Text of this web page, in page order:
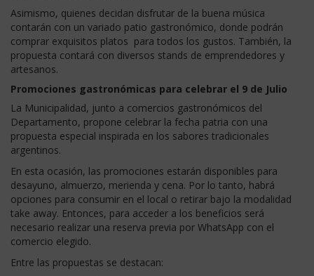
Asimismo, quienes decidan disfrutar de la buena música
contarán con un variado patio gastronómico, donde podrán
comprar exquisitos platos para todos los gustos. También, la
propuesta contará con diversos stands de emprendedores y
artesanos.
Promociones gastronómicas para celebrar el 9 de Julio
La Municipalidad, junto a comercios gastronómicos del
Departamento, propone celebrar la fecha patria con una
propuesta especial inspirada en los sabores tradicionales
argentinos.
En esta ocasión, las promociones estarán disponibles para
desayuno, almuerzo, merienda y cena. Por lo tanto, habrá
opciones para consumir en el local o retirar bajo la modalidad
take away. Entonces, para acceder a los beneficios será
necesario realizar una reserva previa por WhatsApp con el
comercio elegido.
Entre las propuestas se destacan: